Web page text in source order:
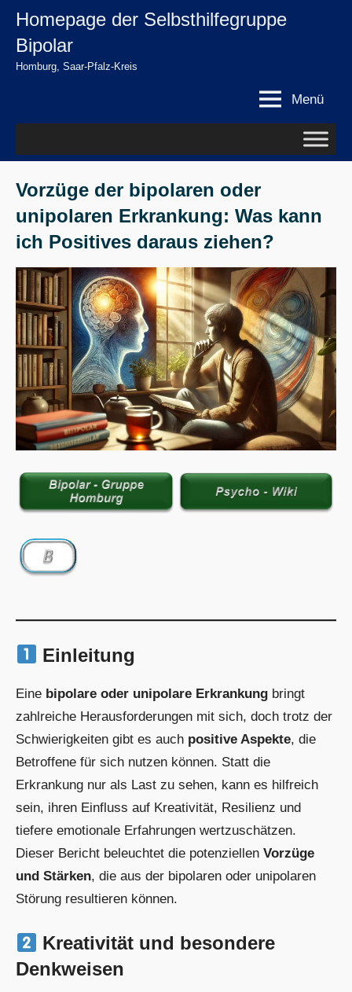
springen
Zum
springen
Homepage der Selbsthilfegruppe
Bipolar
Homburg, Saar-Pfalz-Kreis
Menü
Vorzüge der bipolaren oder
unipolaren Erkrankung: Was kann
ich Positives daraus ziehen?
Einleitung
Eine bipolare oder unipolare Erkrankung bringt
zahlreiche Herausforderungen mit sich, doch trotz der
Schwierigkeiten gibt es auch positive Aspekte, die
Betroffene für sich nutzen können. Statt die
Erkrankung nur als Last zu sehen, kann es hilfreich
sein, ihren Einfluss auf Kreativität, Resilienz und
tiefere emotionale Erfahrungen wertzuschätzen.
Dieser Bericht beleuchtet die potenziellen Vorzüge
und Stärken, die aus der bipolaren oder unipolaren
Störung resultieren können.
Kreativität und besondere
Denkweisen